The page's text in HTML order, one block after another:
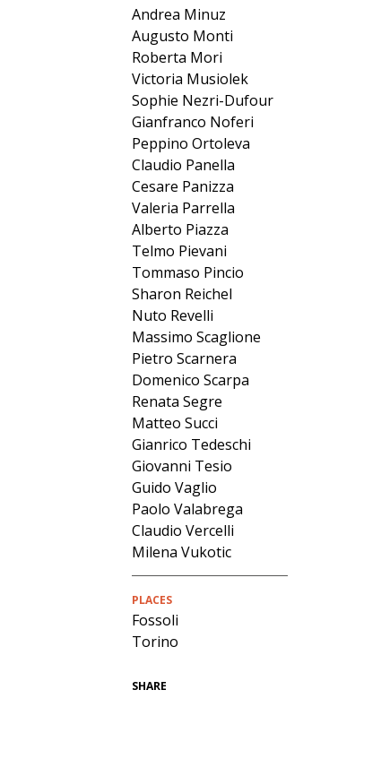
Andrea Minuz
Augusto Monti
Roberta Mori
Victoria Musiolek
Sophie Nezri-Dufour
Gianfranco Noferi
Peppino Ortoleva
Claudio Panella
Cesare Panizza
Valeria Parrella
Alberto Piazza
Telmo Pievani
Tommaso Pincio
Sharon Reichel
Nuto Revelli
Massimo Scaglione
Pietro Scarnera
Domenico Scarpa
Renata Segre
Matteo Succi
Gianrico Tedeschi
Giovanni Tesio
Guido Vaglio
Paolo Valabrega
Claudio Vercelli
Milena Vukotic
PLACES
Fossoli
Torino
SHARE